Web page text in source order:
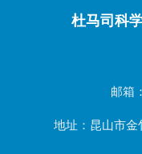
杜马司科
邮箱
地址：昆山市金